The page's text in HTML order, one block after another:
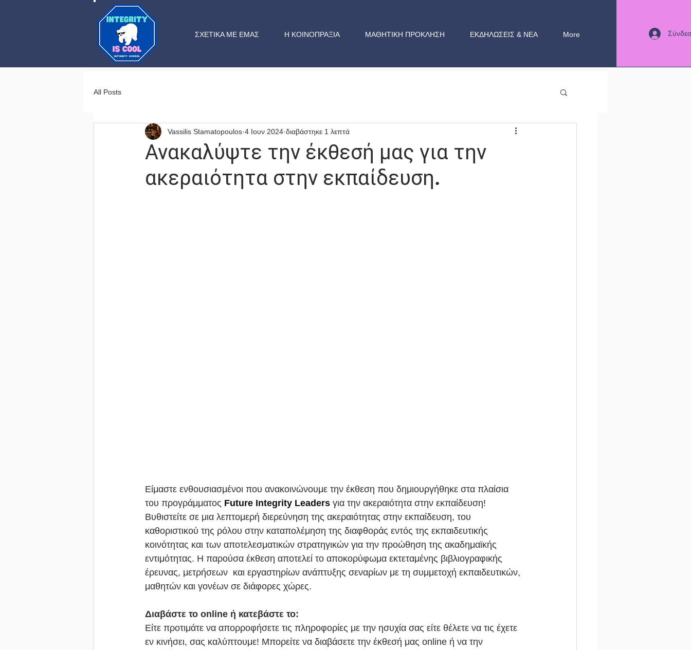
ΣΧΕΤΙΚΑ ΜΕ ΕΜΑΣ Η ΚΟΙΝΟΠΡΑΞΙΑ ΜΑΘΗΤΙΚΗ ΠΡΟΚΛΗΣΗ ΕΚΔΗΛΩΣΕΙΣ & ΝΕΑ More
All Posts
Ανακαλύψτε την έκθεσή μας για την
ακεραιότητα στην εκπαίδευση.
Vassilis Stamatopoulos 4 Ιουν 2024 διαβάστηκε 1 λεπτά
Είμαστε ενθουσιασμένοι που ανακοινώνουμε την έκθεση που δημιουργήθηκε στα πλαίσια
του προγράμματος Future Integrity Leaders για την ακεραιότητα στην εκπαίδευση!
Βυθιστείτε σε μια λεπτομερή διερεύνηση της ακεραιότητας στην εκπαίδευση, του
καθοριστικού της ρόλου στην καταπολέμηση της διαφθοράς εντός της εκπαιδευτικής
κοινότητας και των αποτελεσματικών στρατηγικών για την προώθηση της ακαδημαϊκής
εντιμότητας. Η παρούσα έκθεση αποτελεί το αποκορύφωμα εκτεταμένης βιβλιογραφικής
έρευνας, μετρήσεων  και εργαστηρίων ανάπτυξης σεναρίων με τη συμμετοχή εκπαιδευτικών,
μαθητών και γονέων σε διάφορες χώρες.
Διαβάστε το online ή κατεβάστε το:
Είτε προτιμάτε να απορροφήσετε τις πληροφορίες με την ησυχία σας είτε θέλετε να τις έχετε
εν κινήσει, σας καλύπτουμε! Μπορείτε να διαβάσετε την έκθεσή μας online ή να την